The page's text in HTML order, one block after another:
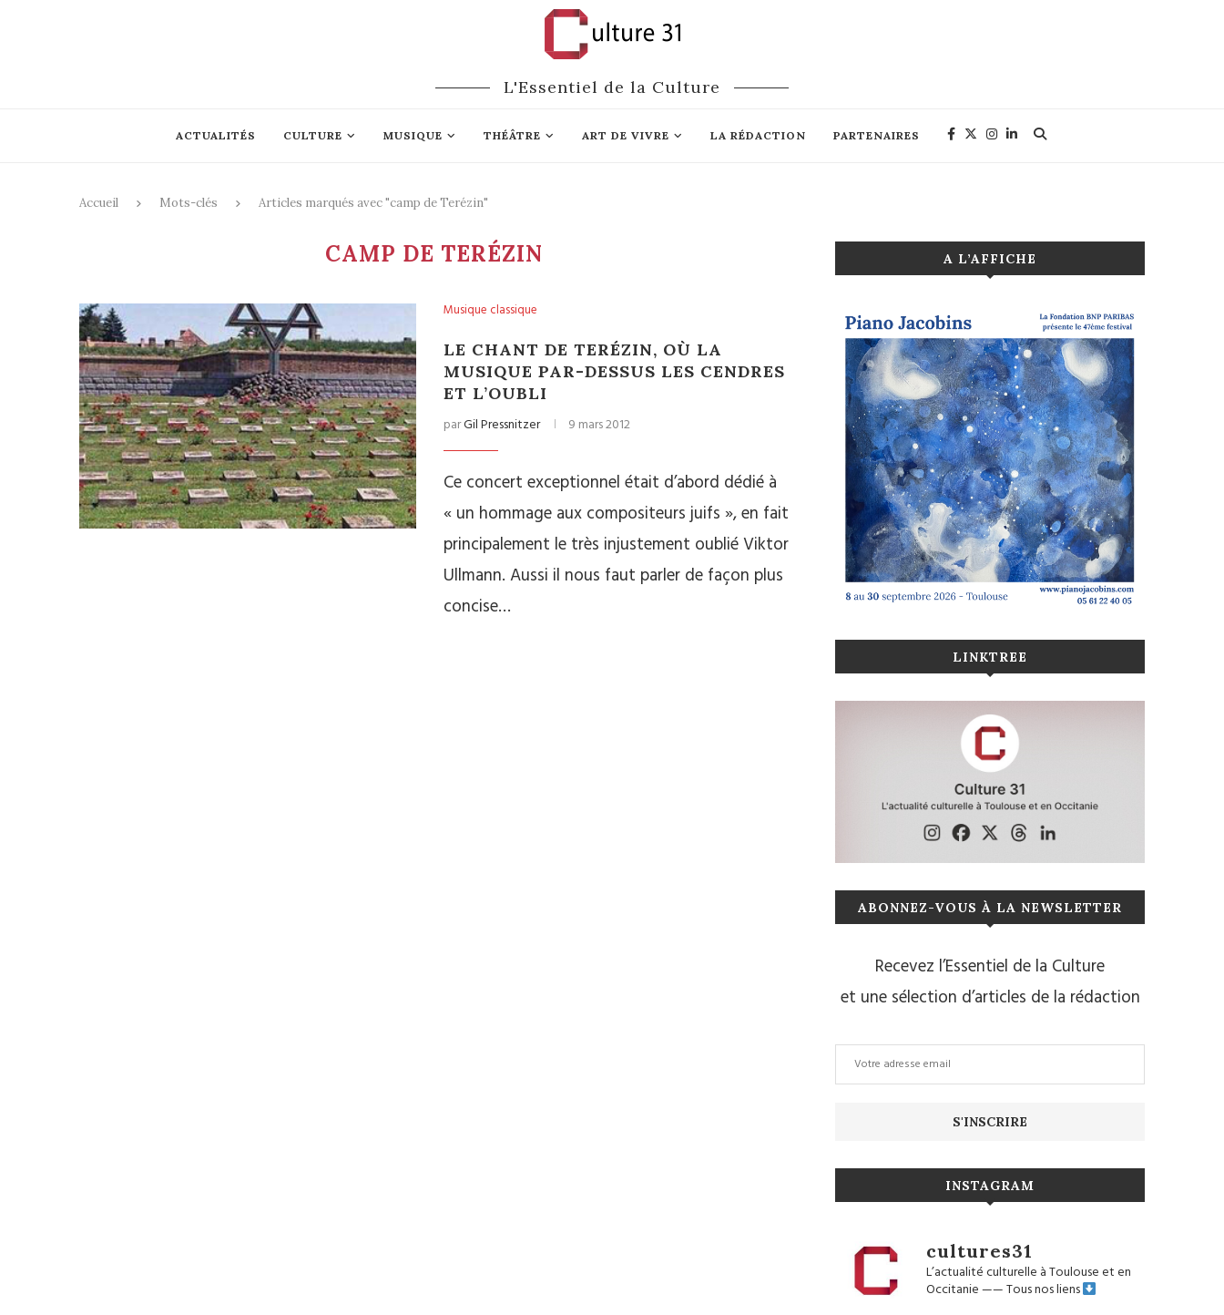
L'Essentiel de la Culture
ACTUALITÉS CULTURE MUSIQUE THÉÂTRE ART DE VIVRE LA RÉDACTION PARTENAIRES
Accueil Mots-clés Articles marqués avec "camp de Terézin"
CAMP DE TERÉZIN
Musique classique
LE CHANT DE TERÉZIN, OÙ LA
MUSIQUE PAR-DESSUS LES CENDRES
ET L’OUBLI
parGil Pressnitzer 9 mars 2012
Ce concert exceptionnel était d’abord dédié à
« un hommage aux compositeurs juifs », en fait
principalement le très injustement oublié Viktor
Ullmann. Aussi il nous faut parler de façon plus
concise…
A L’AFFICHE
LINKTREE
ABONNEZ-VOUS À LA NEWSLETTER
Recevez l’Essentiel de la Culture
et une sélection d’articles de la rédaction
INSTAGRAM
cultures31
L’actualité culturelle à Toulouse et en
Occitanie——Tous nos liens